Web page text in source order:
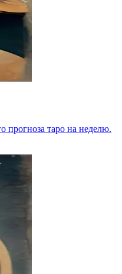
прогноза таро на неделю.